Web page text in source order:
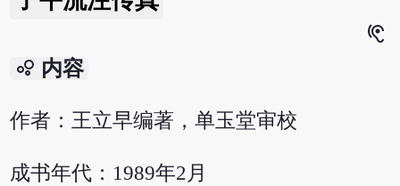
hearing
bubble_chart 内容
作者：王立早编著，单玉堂审校
成书年代：1989年2月